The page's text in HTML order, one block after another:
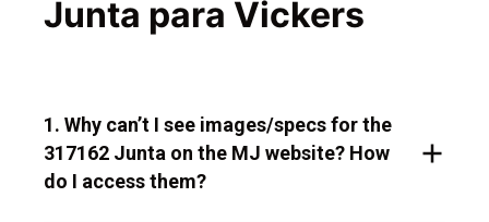
Junta para Vickers
1. Why can’t I see images/specs for the
317162 Junta on the MJ website? How
do I access them?